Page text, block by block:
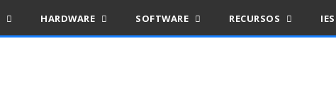
HARDWARE SOFTWARE RECURSOS IES